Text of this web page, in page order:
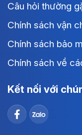
Câu hỏi thường
Chính sách vận
Chính sách bảo
Chính sách về
Kết nối với